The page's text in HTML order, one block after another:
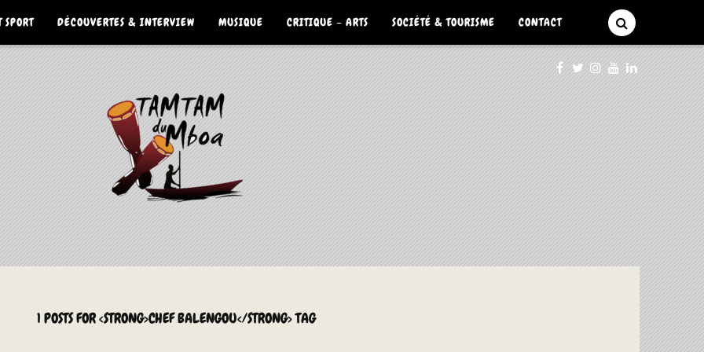
DÉCOUVERTES & INTERVIEW MUSIQUE CRITIQUE – ARTS SOCIÉTÉ & TOURISME CONTACT
1 POSTS FOR <STRONG>CHEF BALENGOU</STRONG> TAG